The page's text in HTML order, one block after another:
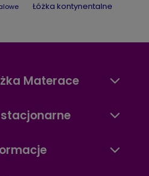
Łóżka kontynentalne
Materace